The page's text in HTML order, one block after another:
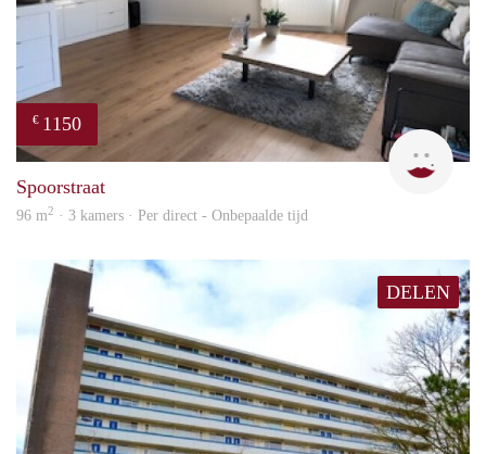
€ 1150
Max
Spoorstraat
96 m2 · 3 kamers · Per direct - Onbepaalde tijd
DELEN